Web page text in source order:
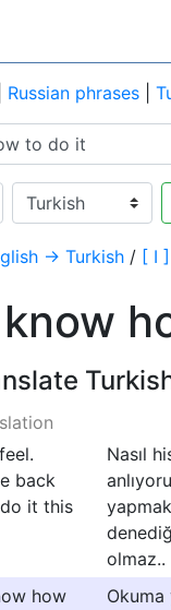
Russian phrases
→ Turkish / [ I ]
back
it this
Nasıl
olmaz..
how